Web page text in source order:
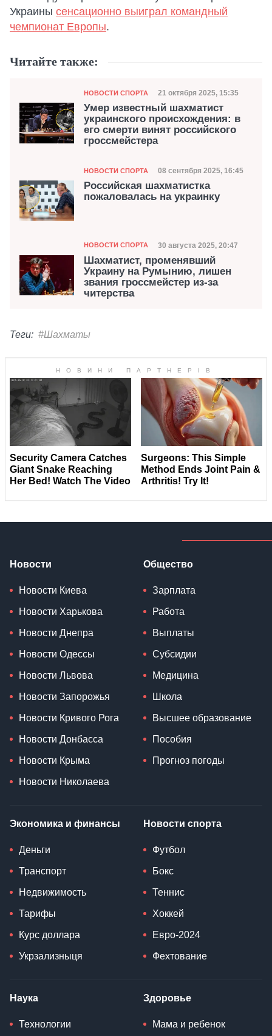
Украины сенсационно выиграл командный
чемпионат Европы.
Читайте также:
Категория
НОВОСТИ СПОРТА Дата публикации
21 октября 2025, 15:35
Умер известный шахматист
украинского происхождения: в
его смерти винят российского
гроссмейстера
Категория
НОВОСТИ СПОРТА Дата публикации
08 сентября 2025, 16:45
Российская шахматистка
пожаловалась на украинку
Категория
НОВОСТИ СПОРТА Дата публикации
30 августа 2025, 20:47
Шахматист, променявший
Украину на Румынию, лишен
звания гроссмейстер из-за
читерства
Теги: #Шахматы
Новости
Новости Киева
Новости Харькова
Новости Днепра
Новости Одессы
Новости Львова
Новости Запорожья
Новости Кривого Рога
Новости Донбасса
Новости Крыма
Новости Николаева
Общество
Зарплата
Работа
Выплаты
Субсидии
Медицина
Школа
Высшее образование
Пособия
Прогноз погоды
Экономика и финансы
Деньги
Транспорт
Недвижимость
Тарифы
Курс доллара
Укрзализныця
Новости спорта
Футбол
Бокс
Теннис
Хоккей
Евро-2024
Фехтование
Наука
Технологии
Здоровье
Мама и ребенок